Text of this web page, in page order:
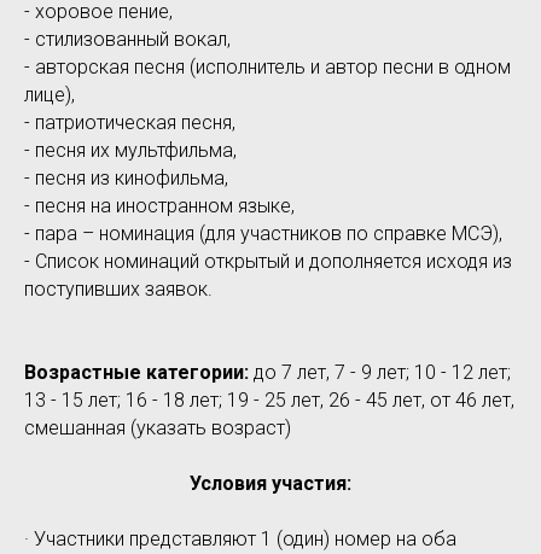
- хоровое пение,
- стилизованный вокал,
- авторская песня (исполнитель и автор песни в одном
лице),
- патриотическая песня,
- песня их мультфильма,
- песня из кинофильма,
- песня на иностранном языке,
- пара – номинация (для участников по справке МСЭ),
- Список номинаций открытый и дополняется исходя из
поступивших заявок.
Возрастные категории: до 7 лет, 7 - 9 лет; 10 - 12 лет;
13 - 15 лет; 16 - 18 лет; 19 - 25 лет, 26 - 45 лет, от 46 лет,
смешанная (указать возраст)
Условия участия:
· Участники представляют 1 (один) номер на оба